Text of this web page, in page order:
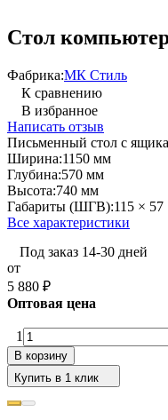
Стол
Фабрика:МК Стиль
К сравнению
В избранное
Написать отзыв
Письменный стол с
Ширина:1150 мм
Глубина:570 мм
Высота:740 мм
Габариты (ШГВ):115 ×
Все характеристики
Под заказ 14-30 дней
от
5 880 ₽
Оптовая цена
1
В корзину
Купить в 1 клик